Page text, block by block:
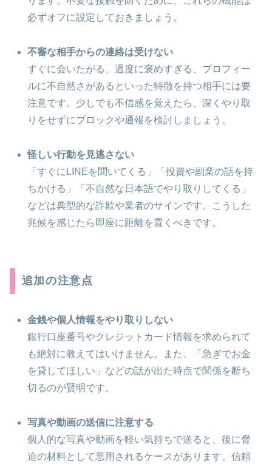
必ずオフに設定しておきましょう。
不審な相手からの連絡は受けない
すぐに会いたがる、過度に褒めすぎる、プロフィー
ルに不自然さがあるといった特徴を持つ相手には要
注意です。少しでも不信感を覚えたら、深くやり取
りをせずにブロックや通報を検討しましょう。
怪しい行動を見逃さない
「すぐにLINEを聞いてくる」「投資や副業の話を持
ちかける」「不自然な日本語でやり取りしてくる」
などは典型的な詐欺や業者のサインです。こうした
兆候を感じたら即座に距離を置くべきです。
追加の注意点
金銭や個人情報をやり取りしない
銀行口座番号やクレジットカード情報を求められて
も絶対に教えてはいけません。また、「急ぎでお金
を貸してほしい」などの話が出た時点で関係を断ち
切るのが賢明です。
写真や動画の送信に注意する
個人的な写真や動画を軽い気持ちで送ると、後に脅
迫の材料として悪用されるケースがあります。信頼